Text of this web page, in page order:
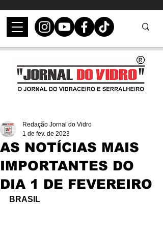
AS NOTÍCIAS MAIS
IMPORTANTES DO
DIA 1 DE FEVEREIRO
Redação Jornal do Vidro
1 de fev. de 2023
BRASIL